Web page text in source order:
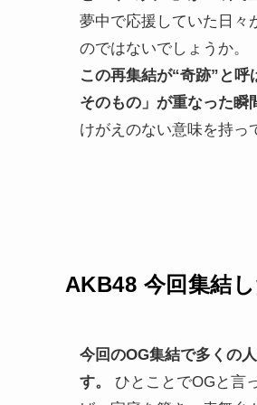
夢中で応援していた日々
のではないでしょうか。
この再集結が“奇跡”と
そのもの」が重なった瞬
けがえのない意味を持っ
AKB48 今回集結
今回のOG集結で多くの
す。
ひとことでOGと言